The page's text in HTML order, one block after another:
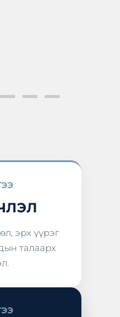
эрх үүрэг
талаарх